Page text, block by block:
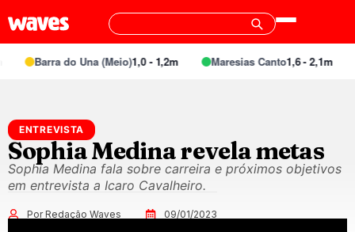
Barra do Una (Meio)1,0 - 1,2m Maresias Canto1,6 - 2,1m
ENTREVISTA
Sophia Medina revela metas
Sophia Medina fala sobre carreira e próximos objetivos
em entrevista a Icaro Cavalheiro.
Por Redação Waves 09/01/2023